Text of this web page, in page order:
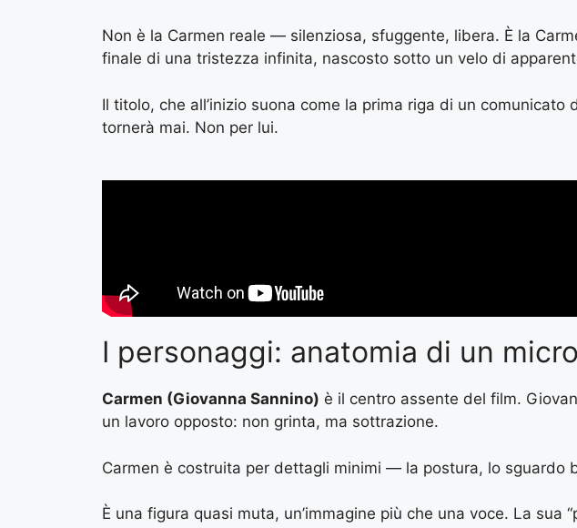
Non è la Carmen reale — silenziosa, sfuggente, libera. È la
finale di una tristezza infinita, nascosto sotto un velo di
Il titolo, che all’inizio suona come la prima riga di un
tornerà mai. Non per lui.
I personaggi: anatomia di un
Carmen (Giovanna Sannino) è il centro assente del film.
un lavoro opposto: non grinta, ma sottrazione.
Carmen è costruita per dettagli minimi — la postura, lo sguardo
È una figura quasi muta, un’immagine più che una voce. La